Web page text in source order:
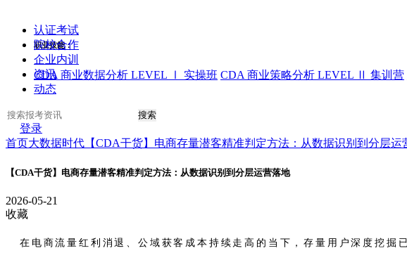
职业技能：
CDA 商业数据分析 LEVEL Ⅰ 实操班 CDA 商业策略分析 LEVEL Ⅱ 集训营
认证考试
院校合作
企业内训
资讯
动态
搜索
登录
首页大数据时代 【CDA干货】电商存量潜客精准判定方法：从数据识别到分层运
【CDA干货】电商存量潜客精准判定方法：从数据识别到分层运营落地
2026-05-21
收藏
在电商流量红利消退、公域获客成本持续走高的当下，存量用户深度挖